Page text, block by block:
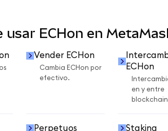
usar ECHon en
Vender ECHon
Cambia ECHon por
efectivo.
ECHon
en y entre
Perpetuos Staking